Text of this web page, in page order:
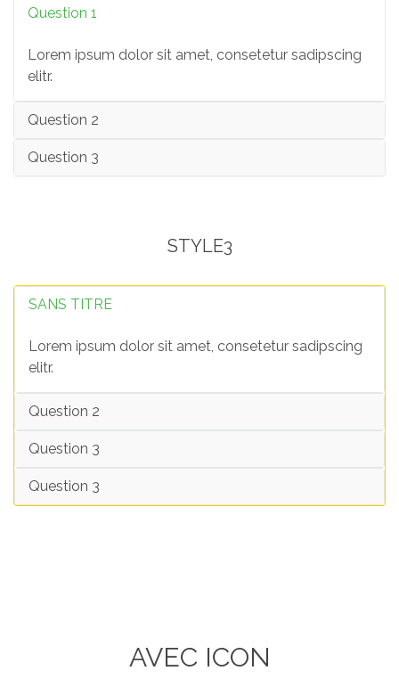
Question 1
Lorem ipsum dolor sit amet, consetetur sadipscing
elitr.
Question 2
Question 3
STYLE3
SANS TITRE
Lorem ipsum dolor sit amet, consetetur sadipscing
elitr.
Question 2
Question 3
Question 3
AVEC ICON